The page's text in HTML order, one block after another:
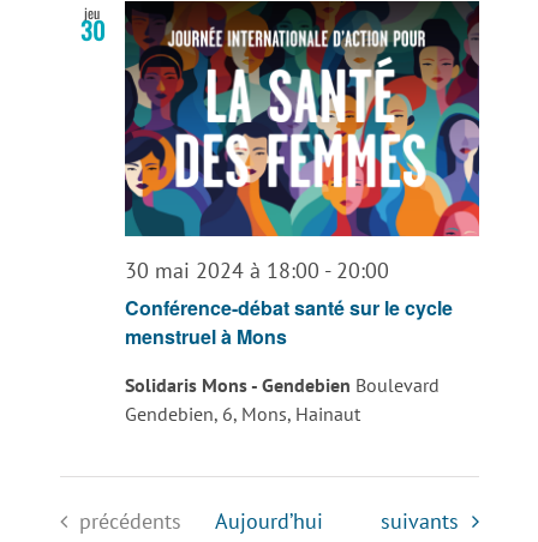
jeu
30
30 mai 2024 à 18:00 - 20:00
Conférence-débat santé sur le cycle
menstruel à Mons
Solidaris Mons - Gendebien Boulevard
Gendebien, 6, Mons, Hainaut
Évènements
précédents Aujourd’hui Évènements
suivants